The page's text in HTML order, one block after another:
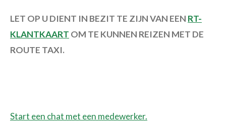
LET OP U DIENT IN BEZIT TE ZIJN VAN EEN RT-
KLANTKAART OM TE KUNNEN REIZEN MET DE
ROUTE TAXI.
Start een chat met een medewerker.